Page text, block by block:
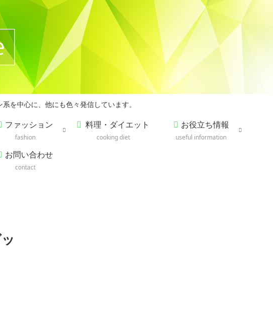
を中心に、他にも色々発信しています。
ファッション
fashion
料理・ダイエット
cooking diet
お役立ち情報
useful information
お問い合わせ
contact